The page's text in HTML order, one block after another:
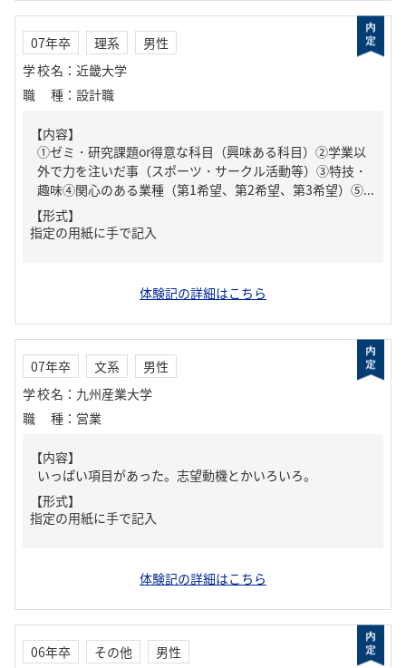
07年卒 理系
男性
学校名 ： 近畿大学
職種 ： 設計職
【内容】
①ゼミ・研究課題or得意な科目（興味ある科目）②学業以
外で力を注いだ事（スポーツ・サークル活動等）③特技・
趣味④関心のある業種（第1希望、第2希望、第3希望）⑤...
【形式】
指定の用紙に手で記入
体験記の詳細はこちら
07年卒 文系
男性
学校名 ： 九州産業大学
職種 ： 営業
【内容】
いっぱい項目があった。志望動機とかいろいろ。
【形式】
指定の用紙に手で記入
体験記の詳細はこちら
06年卒 その他
男性